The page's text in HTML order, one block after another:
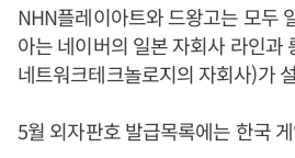
NHN플레이아트와 드왕고는 모두
아는 네이버의 일본 자회사 라인과
네트워크테크놀로지의 자회사)가
5월 외자판호 발급목록에는 한국